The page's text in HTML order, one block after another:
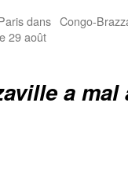
dans
29 août
Congo-
a mal